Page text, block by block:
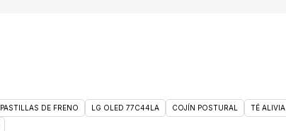
PASTILLAS DE FRENO LG OLED 77C44LA COJÍN POSTURAL TÉ ALIVIA